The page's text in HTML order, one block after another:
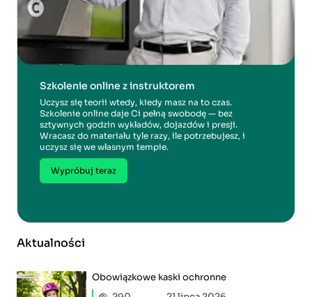
Szkolenie online z instruktorem
Uczysz się teorii wtedy, kiedy masz na to czas.
Szkolenie online daje Ci pełną swobodę — bez
sztywnych godzin wykładów, dojazdów i presji.
Wracasz do materiału tyle razy, ile potrzebujesz, i
uczysz się we własnym tempie.
Wypróbuj teraz
Aktualności
Obowiązkowe kaski ochronne